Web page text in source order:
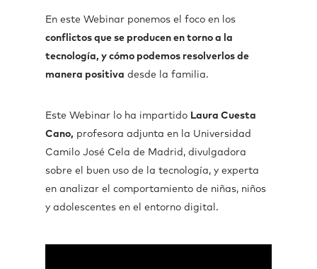
En este Webinar ponemos el foco en los
conflictos que se producen en torno a la
tecnología, y cómo podemos resolverlos de
manera positiva desde la familia.
Este Webinar lo ha impartido Laura Cuesta
Cano, profesora adjunta en la Universidad
Camilo José Cela de Madrid, divulgadora
sobre el buen uso de la tecnología, y experta
en analizar el comportamiento de niñas, niños
y adolescentes en el entorno digital.